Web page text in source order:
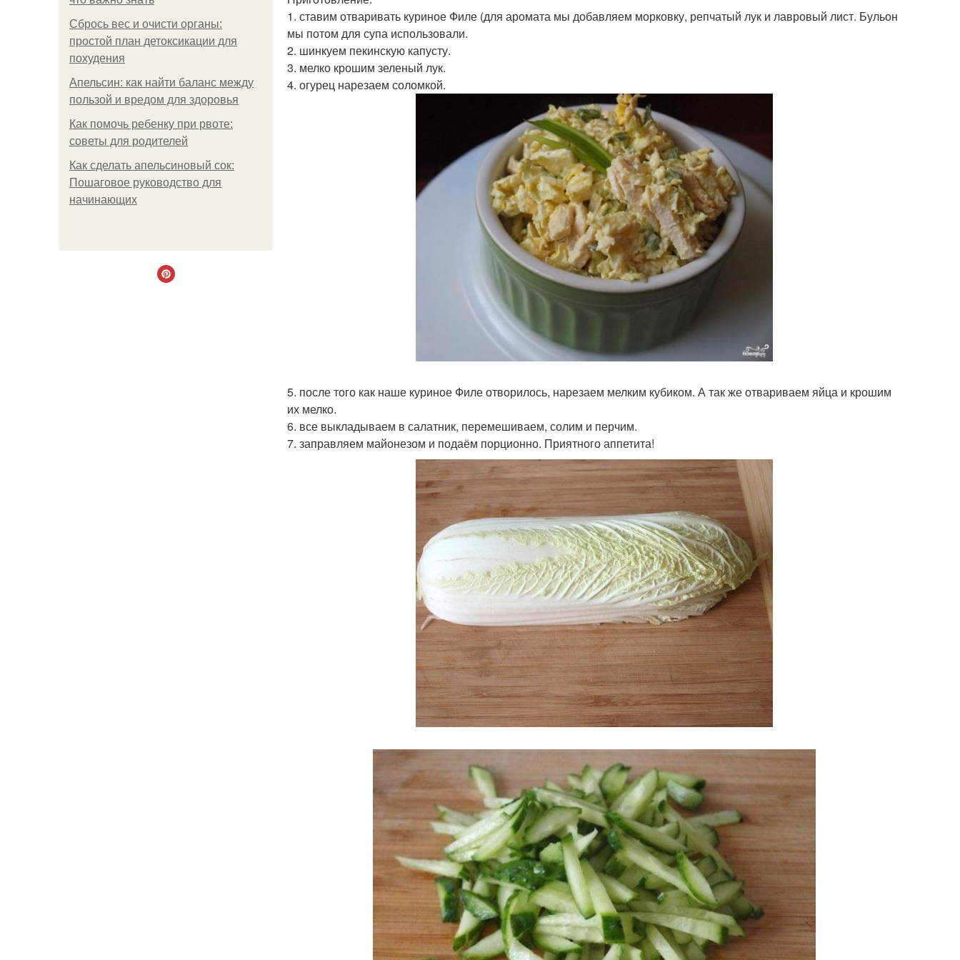
Сбрось вес и очисти органы:
простой план детоксикации для
похудения
Апельсин: как найти баланс между
пользой и вредом для здоровья
Как помочь ребенку при рвоте:
советы для родителей
Как сделать апельсиновый сок:
Пошаговое руководство для
начинающих
1. ставим отваривать куриное Филе (для аромата мы добавляем морковку, репчатый лук и лавровый лист. Бульон
мы потом для супа использовали.
2. шинкуем пекинскую капусту.
3. мелко крошим зеленый лук.
4. огурец нарезаем соломкой.
5. после того как наше куриное Филе отворилось, нарезаем мелким кубиком. А так же отвариваем яйца и крошим
их мелко.
6. все выкладываем в салатник, перемешиваем, солим и перчим.
7. заправляем майонезом и подаём порционно. Приятного аппетита!